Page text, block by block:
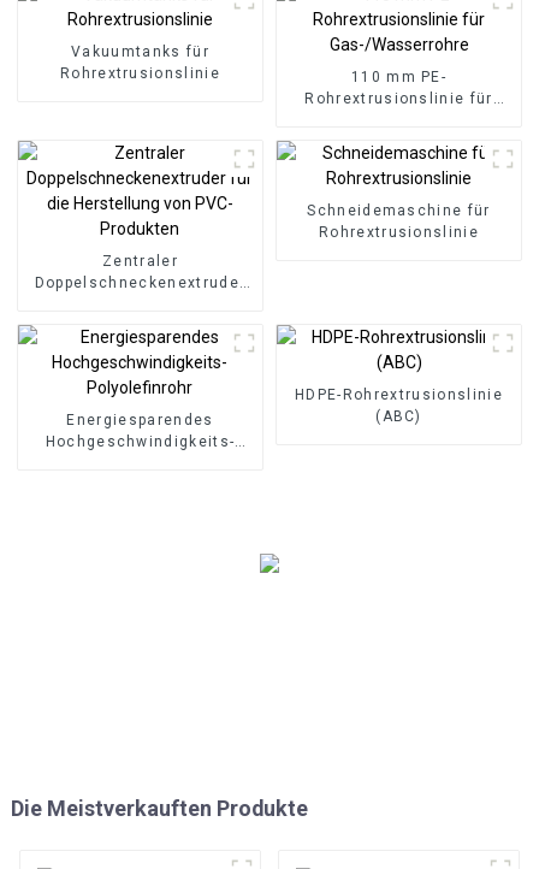
Vakuumtanks für
Rohrextrusionslinie
110 mm PE-
Rohrextrusionslinie für
Zentraler
Doppelschneckenextruder
Schneidemaschine für
Rohrextrusionslinie
Energiesparendes
Hochgeschwindigkeits-
HDPE-Rohrextrusionslinie
(ABC)
Die Meistverkauften Produkte